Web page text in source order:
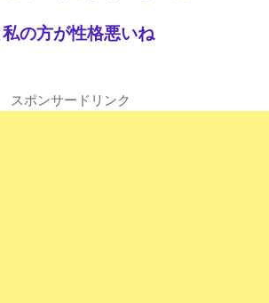
の方が性格悪いね
スポンサードリンク